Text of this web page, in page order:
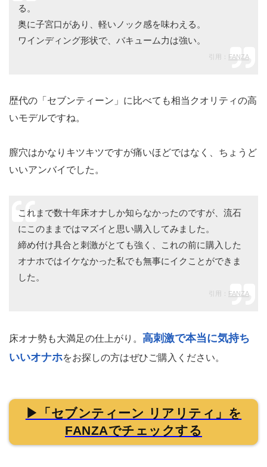
る。
奥に子宮口があり、軽いノック感を味わえる。
ワインディング形状で、バキューム力は強い。
引用： FANZA
歴代の「セブンティーン」に比べても相当クオリティの高
いモデルですね。
膣穴はかなりキツキツですが痛いほどではなく、ちょうど
いいアンバイでした。
これまで数十年床オナしか知らなかったのですが、流石
にこのままではマズイと思い購入してみました。
締め付け具合と刺激がとても強く、これの前に購入した
オナホではイケなかった私でも無事にイクことができま
した。
引用： FANZA
床オナ勢も大満足の仕上がり。 高刺激で本当に気持ち
いいオナホをお探しの方はぜひご購入ください。
▶「セブンティーン リアリティ」を
FANZAでチェックする